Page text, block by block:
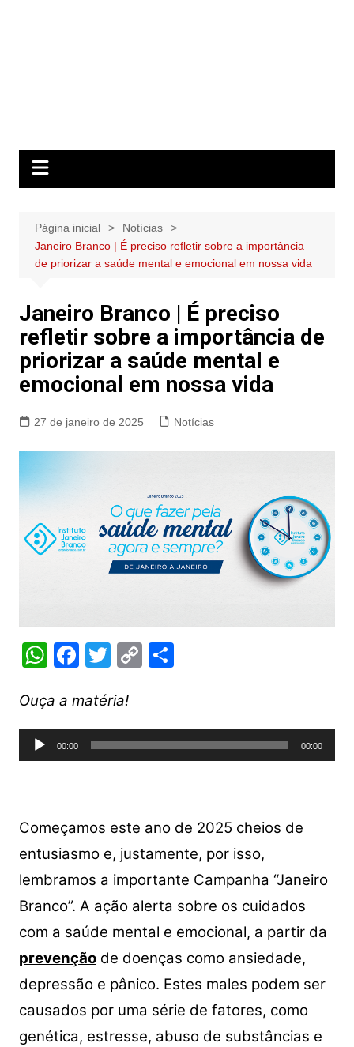
Página inicial
Notícias
Janeiro Branco | É preciso refletir sobre a importância
de priorizar a saúde mental e emocional em nossa vida
Janeiro Branco | É preciso
refletir sobre a importância de
priorizar a saúde mental e
emocional em nossa vida
27 de janeiro de 2025 Notícias
W
at
s
A
F
c
e
b
k
T
itt
er
C
y
Li
S
e
Ouça a matéria!
Tocador
de
00:00 00:00
Começamos este ano de 2025 cheios de
entusiasmo e, justamente, por isso,
lembramos a importante Campanha “Janeiro
Branco”. A ação alerta sobre os cuidados
com a saúde mental e emocional, a partir da
prevençãode doenças como ansiedade,
depressão e pânico. Estes males podem ser
causados por uma série de fatores, como
genética, estresse, abuso de substâncias e